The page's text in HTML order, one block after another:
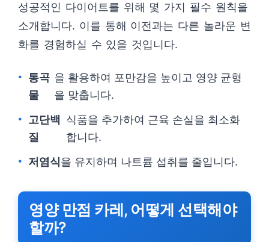
성공적인 다이어트를 위해 몇 가지 필수 원칙을
소개합니다. 이를 통해 이전과는 다른 놀라운 변
화를 경험하실 수 있을 것입니다.
통곡
물
을 활용하여 포만감을 높이고 영양 균형
을 맞춥니다.
고단백
질
식품을 추가하여 근육 손실을 최소화
합니다.
저염식을 유지하며 나트륨 섭취를 줄입니다.
영양 만점 카레, 어떻게 선택해야
할까?